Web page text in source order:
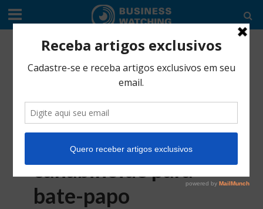
EDITORIAL• INDÚSTRIA• SERVIÇO
LIVE: The Quantic
Hub traz autoridade
brasileira em
medicina
canabinoide para
bate-papo